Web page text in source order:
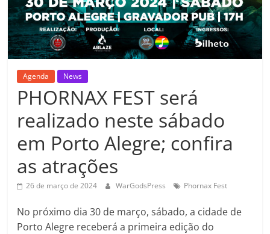
Agenda News
PHORNAX FEST será
realizado neste sábado
em Porto Alegre; confira
as atrações
26 de março de 2024 WarGodsPress Phornax Fest
No próximo dia 30 de março, sábado, a cidade de
Porto Alegre receberá a primeira edição do